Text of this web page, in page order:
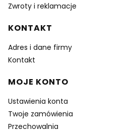
Zwroty i reklamacje
KONTAKT
Adres i dane firmy
Kontakt
MOJE KONTO
Ustawienia konta
Twoje zamówienia
Przechowalnia